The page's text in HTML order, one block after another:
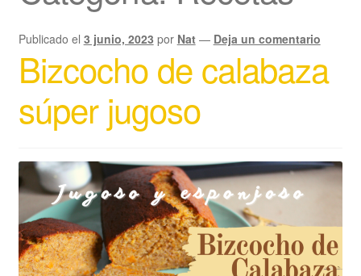
Publicado el 3 junio, 2023 por Nat — Deja un comentario
Bizcocho de calabaza
súper jugoso